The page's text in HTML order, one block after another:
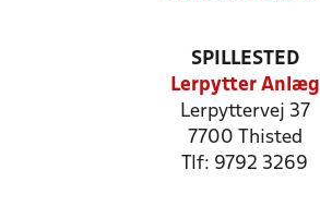
SPILLESTED
Lerpytter Anlæg
Lerpyttervej 37
7700 Thisted
Tlf: 9792 3269